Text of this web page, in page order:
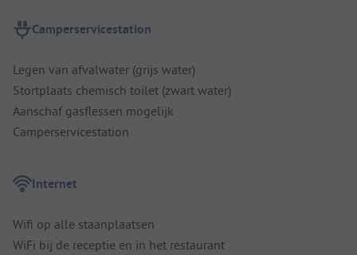
Camperservicestation
Legen van afvalwater (grijs water)
Stortplaats chemisch toilet (zwart water)
Aanschaf gasflessen mogelijk
Camperservicestation
Internet
Wifi op alle staanplaatsen
WiFi bij de receptie en in het restaurant